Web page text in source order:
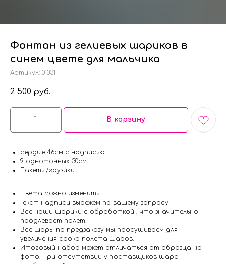
Фонтан из гелиевых шариков в
синем цвете для мальчика
Артикул: 01031
2 500 руб.
В корзину
сердце 46см с надписью
9 однотонных 30см
Пакеты/грузики
Цвета можно изменить
Текст надписи вырежем по вашему запросу
Все наши шарики с обработкой , что значительно
продлевает полет.
Все шары по предзаказу мы просушиваем для
увеличения срока полета шаров.
Итоговый набор может отличаться от образца на
фото. При отсутствии у поставщиков шара